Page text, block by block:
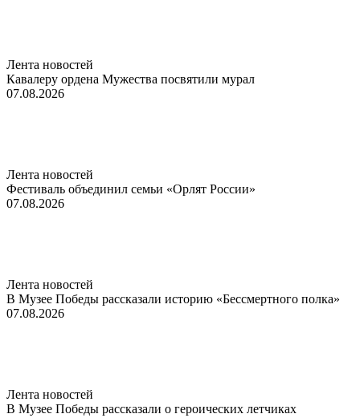
Лента новостей
Кавалеру ордена Мужества посвятили мурал
07.08.2026
Лента новостей
Фестиваль объединил семьи «Орлят России»
07.08.2026
Лента новостей
В Музее Победы рассказали историю «Бессмертного полка»
07.08.2026
Лента новостей
В Музее Победы рассказали о героических летчиках